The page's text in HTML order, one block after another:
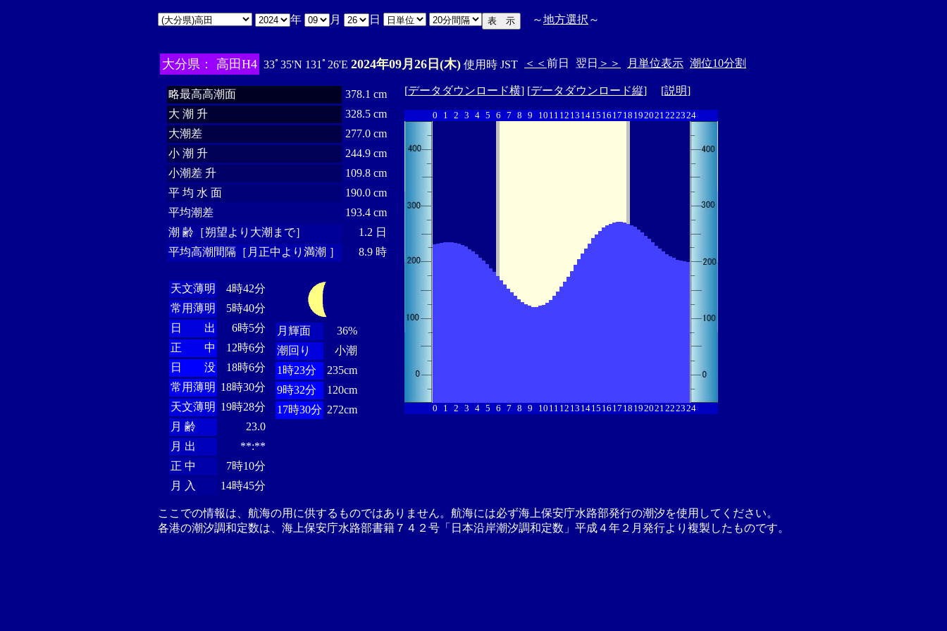
年 月 日 ～地方選択 ～
大分県： 高田H4 33ﾟ35'N 131ﾟ26'E 2024年09月26日(木) 使用時 JST ＜＜ 前日 翌日 ＞＞ 月単位表示 潮位10分割
略最高高潮面
378.1 cm
大 潮 升
328.5 cm
大潮差
277.0 cm
小 潮 升
244.9 cm
小潮差 升
109.8 cm
平 均 水 面
190.0 cm
平均潮差
193.4 cm
潮 齢［朔望より大潮まで］
1.2 日
平均高潮間隔［月正中より満潮 ］
8.9 時
天文薄明
4時42分
常用薄明
5時40分
日 出
6時5分
正 中
12時6分
日 没
18時6分
常用薄明 18時30分
天文薄明 19時28分
月 齢
23.0
月 出
**:**
正 中
7時10分
月 入
14時45分
月輝面
36%
潮回り
小潮
1時23分
235cm
9時32分
120cm
17時30分 272cm
[データダウンロード横] [データダウンロード縦] [説明]
0 1 2 3 4 5 6 7 8 9 10 11 12 13 1415 16 17 18 192021222324
0 1 2 3 4 5 6 7 8 9 10 11 12 13 1415 16 17 18 192021222324
ここでの情報は、航海の用に供するものではありません。航海には必ず海上保安庁水路部発行の潮汐を使用してください。
各港の潮汐調和定数は、海上保安庁水路部書籍７４２号「日本沿岸潮汐調和定数」平成４年２月発行より複製したものです。